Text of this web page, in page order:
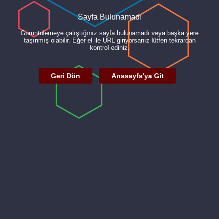
Sayfa Bulunamadı
Görüntülemeye çalıştığınız sayfa bulunamadı veya başka yere
taşınmış olabilir. Eğer el ile URL giriyorsanız lütfen tekrardan
kontrol ediniz.
Geri Dön Anasayfa'ya Git